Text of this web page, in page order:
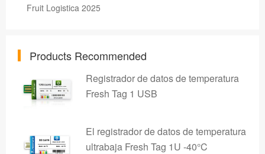
Fruit Logistica 2025
Products Recommended
Registrador de datos de temperatura
Fresh Tag 1 USB
El registrador de datos de temperatura
ultrabaja Fresh Tag 1U -40°C